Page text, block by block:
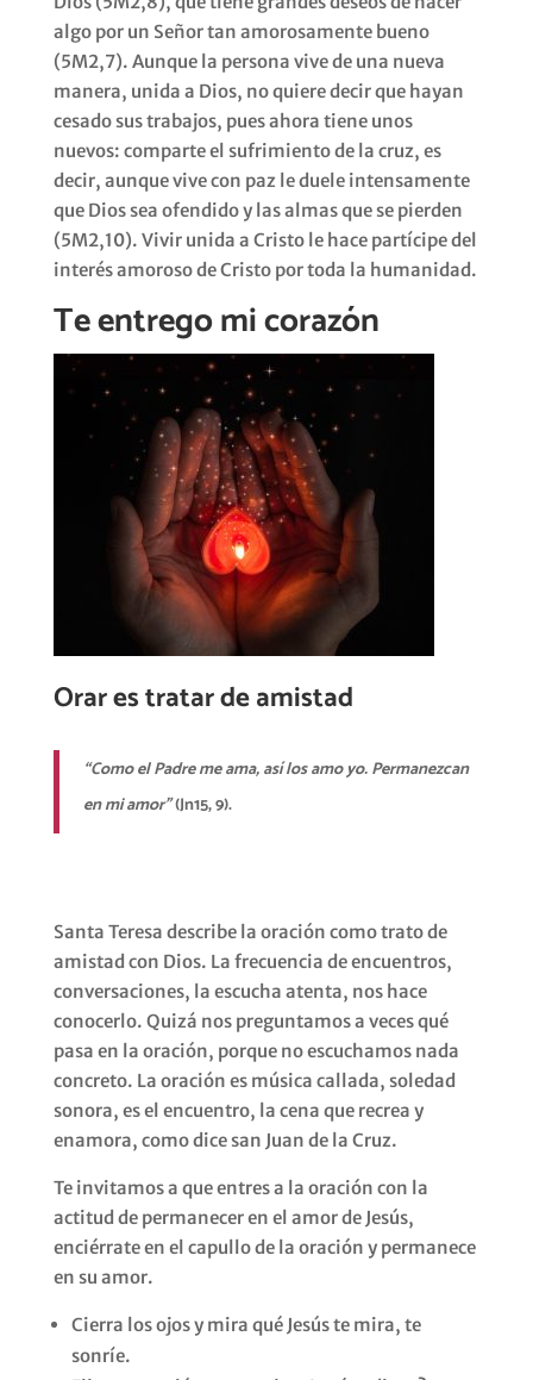
algo por un Señor tan amorosamente bueno
(5M2,7). Aunque la persona vive de una nueva
manera, unida a Dios, no quiere decir que hayan
cesado sus trabajos, pues ahora tiene unos
nuevos: comparte el sufrimiento de la cruz, es
decir, aunque vive con paz le duele intensamente
que Dios sea ofendido y las almas que se pierden
(5M2,10). Vivir unida a Cristo le hace partícipe del
interés amoroso de Cristo por toda la humanidad.
Te entrego mi corazón
Orar es tratar de amistad
“Como el Padre me ama, asílos amo yo. Permanezcan
en mi amor”(Jn15, 9).
Santa Teresa describe la oración como trato de
amistad con Dios. La frecuencia de encuentros,
conversaciones, la escucha atenta, nos hace
conocerlo. Quizá nos preguntamos a veces qué
pasa en la oración, porque no escuchamos nada
concreto. La oración es música callada, soledad
sonora, es el encuentro, la cena que recrea y
enamora, como dice san Juan de la Cruz.
Te invitamos a que entres a la oración con la
actitud de permanecer en el amor de Jesús,
enciérrate en el capullo de la oración y permanece
en su amor.
Cierra los ojos y mira qué Jesús te mira, te
sonríe.